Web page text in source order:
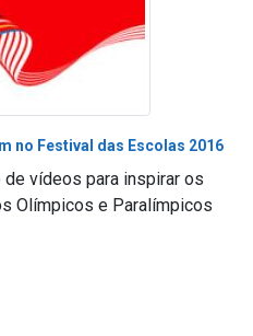
no Festival das Escolas 2016
vídeos para inspirar os
Olímpicos e Paralímpicos